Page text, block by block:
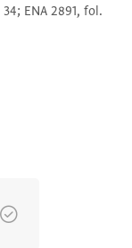
ENA 2891, fol.